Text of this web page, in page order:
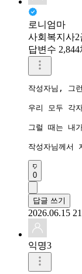
로니엄마
사회복지사2
답변수 2,844
작성자님, 그
우리 모두 각
그럴 때는 내
작성자님께
0
답글 쓰기
2026.06.15
익명3